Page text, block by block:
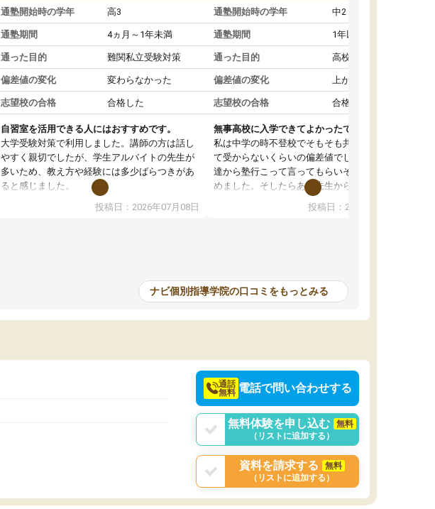
通塾開始時の学年 高3
通塾期間 4ヵ月～1年未満
通った目的 難関私立受験対策
偏差値の変化 変わらなかった
志望校の合格 合格した
自習室を活用できる人にはおすすめです。
大学受験対策で利用しました。講師の方は話し
やすく親切でしたが、学生アルバイトの先生が
多いため、教え方や経験には多少ばらつきがあ
ると感じました。
授業はホワイトボードを使って説明してくれる
教室全体としては小学生や中学生の利用者が多
投稿日：2026年07月08日
通塾開始時の学年 中2
通塾期間 1年以上
通った目的 高校受験対策
偏差値の変化 上がった
志望校の合格 合格した
無事高校に入学できてよかったです。
私は中学の時不登校でそもそも共学の高校なん
て受からないくらいの偏差値でした。ある日友
達から塾行こって言ってもらいそこから通い始
めました。そしたらある先生から学ぶ楽しさを
教えていただき勉強などして無かったのに自主
室で勉強するくらいハマりました。私の担当の
投稿日：2026年07月01日
ナビ個別指導学院の口コミをもっとみる
通話
無料 電話で問い合わせする
無料体験を申し込む
無料
（リストに追加する）
資料を請求する
無料
（リストに追加する）